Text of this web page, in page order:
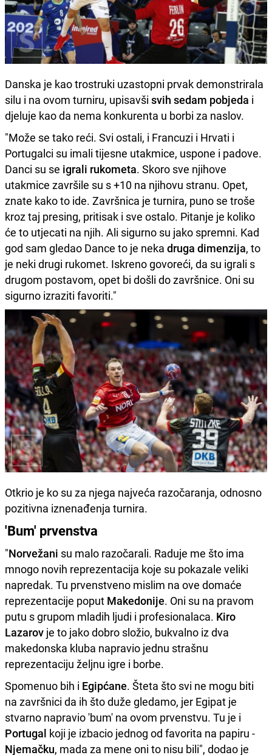
Danska je kao trostruki uzastopni prvak demonstrirala
silu i na ovom turniru, upisavši svih sedam pobjeda i
djeluje kao da nema konkurenta u borbi za naslov.
"Može se tako reći. Svi ostali, i Francuzi i Hrvati i
Portugalci su imali tijesne utakmice, uspone i padove.
Danci su se igrali rukometa. Skoro sve njihove
utakmice završile su s +10 na njihovu stranu. Opet,
znate kako to ide. Završnica je turnira, puno se troše
kroz taj presing, pritisak i sve ostalo. Pitanje je koliko
će to utjecati na njih. Ali sigurno su jako spremni. Kad
god sam gledao Dance to je neka druga dimenzija, to
je neki drugi rukomet. Iskreno govoreći, da su igrali s
drugom postavom, opet bi došli do završnice. Oni su
sigurno izraziti favoriti."
Otkrio je ko su za njega najveća razočaranja, odnosno
pozitivna iznenađenja turnira.
'Bum' prvenstva
"Norvežani su malo razočarali. Raduje me što ima
mnogo novih reprezentacija koje su pokazale veliki
napredak. Tu prvenstveno mislim na ove domaće
reprezentacije poput Makedonije. Oni su na pravom
putu s grupom mladih ljudi i profesionalaca. Kiro
Lazarov je to jako dobro složio, bukvalno iz dva
makedonska kluba napravio jednu strašnu
reprezentaciju željnu igre i borbe.
Spomenuo bih i Egipćane. Šteta što svi ne mogu biti
na završnici da ih što duže gledamo, jer Egipat je
stvarno napravio 'bum' na ovom prvenstvu. Tu je i
Portugal koji je izbacio jednog od favorita na papiru -
Njemačku, mada za mene oni to nisu bili", dodao je